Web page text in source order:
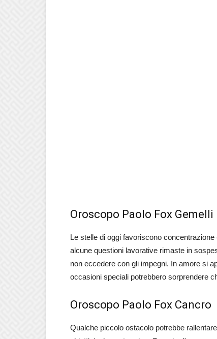
Oroscopo Paolo Fox Gemelli
Le stelle di oggi favoriscono
alcune questioni lavorative rimaste in
non eccedere con gli impegni. In amore si
occasioni speciali potrebbero sorprendere
Oroscopo Paolo Fox Cancro
Qualche piccolo ostacolo potrebbe